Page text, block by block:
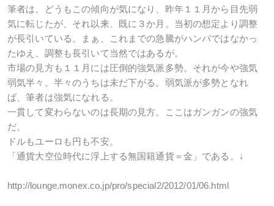
筆者は、どうもこの傾向が気になり、昨年１１月から目先弱
気に転じたが、それ以来、既に３か月。当初の想定より調整
が長引いている。まぁ、これまでの急騰がハンパではなかっ
たゆえ、調整も長引いて当然ではあるが。
市場の見方も１１月には圧倒的強気派多勢。それが今や強気
弱気半々。半々のうちは未だ下がる。弱気派が多勢となれ
ば、筆者は強気になれる。
一貫して変わらないのは長期の見方。ここはガンガンの強気
だ。
ドルもユーロも円も不安。
「通貨大空位時代に浮上する無国籍通貨＝金」である。↓
http://lounge.monex.co.jp/pro/special2/2012/01/06.html